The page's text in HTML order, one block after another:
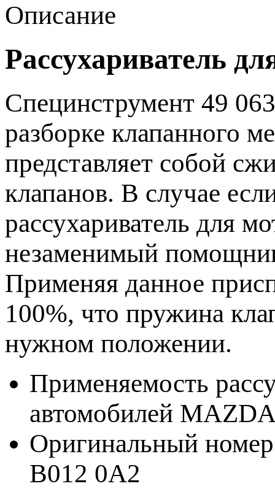
Описание
Рассухариватель
Специнструмент 49
разборке клапанного
представляет собой
клапанов. В случае
рассухариватель для
незаменимый
Применяя данное
100%, что пружина
нужном положении.
Применяемость
автомобилей
Оригинальный
B012 0A2